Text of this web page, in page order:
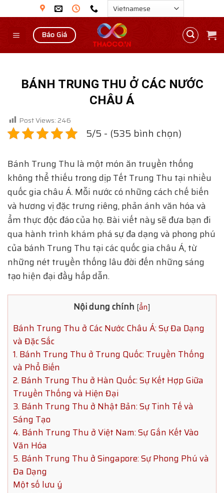
to
content
Báo Giá
BÁNH TRUNG THU Ở CÁC NƯỚC
CHÂU Á
Post Views: 246
5/5 - (535 bình chọn)
Bánh Trung Thu là một món ăn truyền thống
không thể thiếu trong dịp Tết Trung Thu tại nhiều
quốc gia châu Á. Mỗi nước có những cách chế biến
và hương vị đặc trưng riêng, phản ánh văn hóa và
ẩm thực độc đáo của họ. Bài viết này sẽ đưa bạn đi
qua hành trình khám phá sự đa dạng và phong phú
của bánh Trung Thu tại các quốc gia châu Á, từ
những nét truyền thống lâu đời đến những sáng
tạo hiện đại đầy hấp dẫn.
Nội dung chính [ẩn]
Bánh Trung Thu ở Các Nước Châu Á: Sự Đa Dạng
và Đặc Sắc
1. Bánh Trung Thu ở Trung Quốc: Truyền Thống
và Phổ Biến
2. Bánh Trung Thu ở Hàn Quốc: Sự Kết Hợp Giữa
Truyền Thống và Hiện Đại
3. Bánh Trung Thu ở Nhật Bản: Sự Tinh Tế và
Sáng Tạo
4. Bánh Trung Thu ở Việt Nam: Sự Gắn Kết Vào
Văn Hóa
5. Bánh Trung Thu ở Singapore: Sự Phong Phú và
Đa Dạng
Một số lưu ý